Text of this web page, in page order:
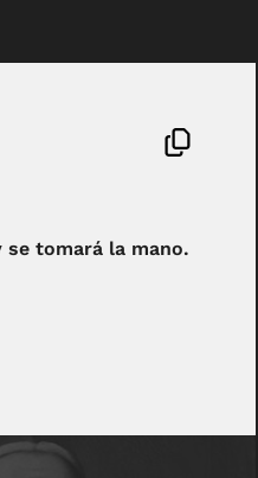
tomará la mano.